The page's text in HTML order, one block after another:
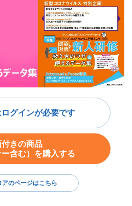
ログインが必要です
きの商品
ー含む）を購入する
アのページはこちら